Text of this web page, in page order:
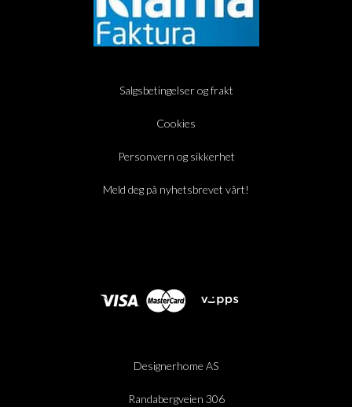
Salgsbetingelser og frakt
Cookies
Personvern og sikkerhet
Meld deg på nyhetsbrevet vårt!
Designerhome AS
Randabergveien 306